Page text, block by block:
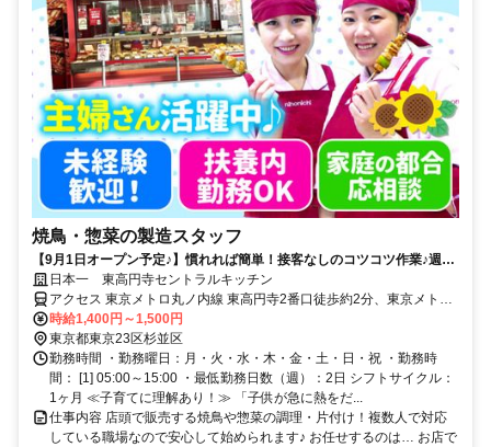
焼鳥・惣菜の製造スタッフ
【9月1日オープン予定♪】慣れれば簡単！接客なしのコツコツ作業♪週2
日～／お子さん都合のお休みも相談OK◎
日本一 東高円寺セントラルキッチン
アクセス 東京メトロ丸ノ内線 東高円寺2番口徒歩約2分、東京メトロ
丸ノ内線 新高円寺エレベータ出入口徒歩約10分、東京メトロ丸ノ内
線 新中野1番口徒歩約14分
時給1,400円～1,500円
東京都東京23区杉並区
勤務時間 ・勤務曜日：月・火・水・木・金・土・日・祝 ・勤務時
間： [1] 05:00～15:00 ・最低勤務日数（週）：2日 シフトサイクル：
1ヶ月 ≪子育てに理解あり！≫ 「子供が急に熱をだ...
仕事内容 店頭で販売する焼鳥や惣菜の調理・片付け！複数人で対応
している職場なので安心して始められます♪ お任せするのは… お店で